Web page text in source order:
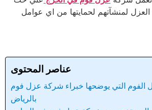
العزل لمنشآتهم لحمايتها من اي عوامل
عناصر المحتوى
الفوم التي يوضحها خبراء شركة عزل فوم
بالرياض